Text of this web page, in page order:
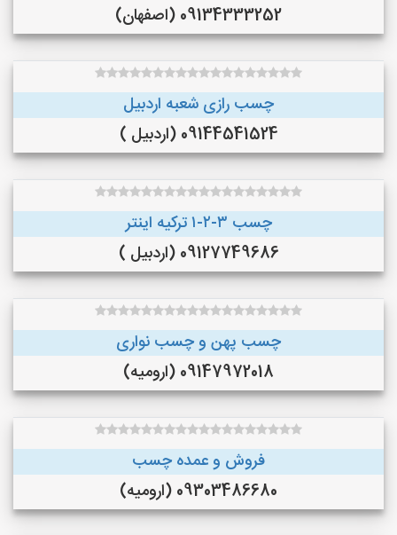
09134333252 (اصفهان)
چسب رازی شعبه اردبیل
09144541524 (اردبیل )
چسب ۳-۲-۱ ترکیه اینتر
09127749686 (اردبیل )
چسب پهن و چسب نواری
09147972018 (ارومیه)
فروش و عمده چسب
09303486680 (ارومیه)